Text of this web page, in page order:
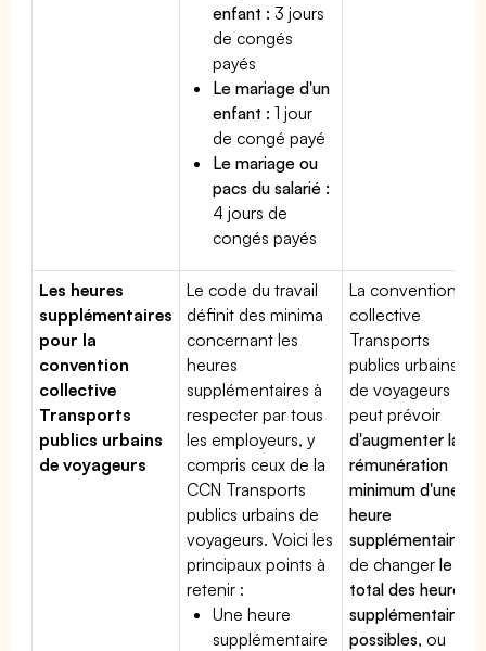
enfant : 3 jours
de congés
payés
Le mariage d'un
enfant : 1 jour
de congé payé
Le mariage ou
pacs du salarié :
4 jours de
congés payés
Les heures
supplémentaires
pour la
convention
collective
Transports
publics urbains
de voyageurs
Le code du travail
définit des minima
concernant les
heures
supplémentaires à
respecter par tous
les employeurs, y
compris ceux de la
CCN Transports
publics urbains de
voyageurs. Voici les
principaux points à
retenir :
Une heure
supplémentaire
La convention
collective
Transports
publics urbains
de voyageurs
peut prévoir
d'augmenter la
rémunération
minimum d'une
heure
supplémentaire
de changerle
total des heures
supplémentaires
possibles, ou